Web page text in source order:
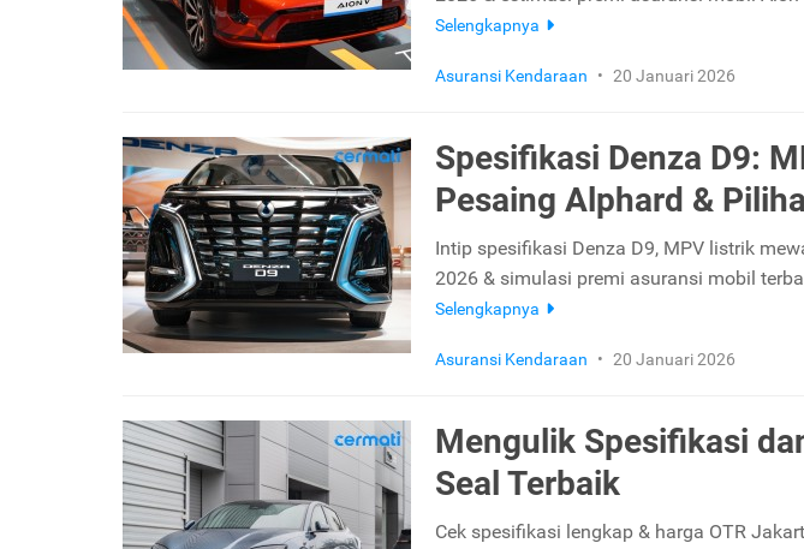
Selengkapnya
Asuransi Kendaraan • 20 Januari 2026
Spesifikasi Denza D9:
Pesaing Alphard &
Intip spesifikasi Denza D9, MPV listrik
2026 & simulasi premi asuransi mobil
Selengkapnya
Asuransi Kendaraan • 20 Januari 2026
Mengulik Spesifikasi
Seal Terbaik
Cek spesifikasi lengkap & harga OTR